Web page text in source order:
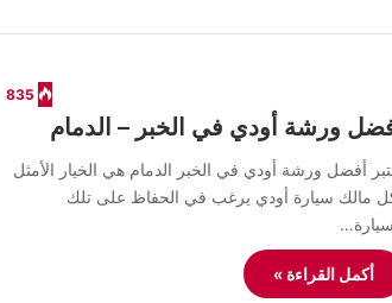
835
ورشة أودي في الخبر – الدمام
أفضل ورشة أودي في الخبر الدمام هي الخيار الأمثل
مالك سيارة أودي يرغب في الحفاظ على تلك
أكمل القراءة »